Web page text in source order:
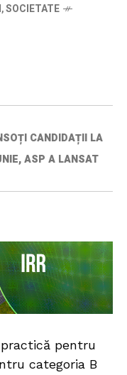
,SOCIETATE
CANDIDAȚII LA
ASP A LANSAT
pentru
categoria B